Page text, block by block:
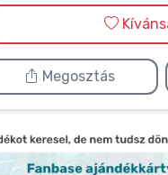
Megosztás